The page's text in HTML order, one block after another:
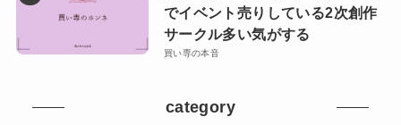
でイベント売りしている2次創作
サークル多い気がする
買い専の本音
category